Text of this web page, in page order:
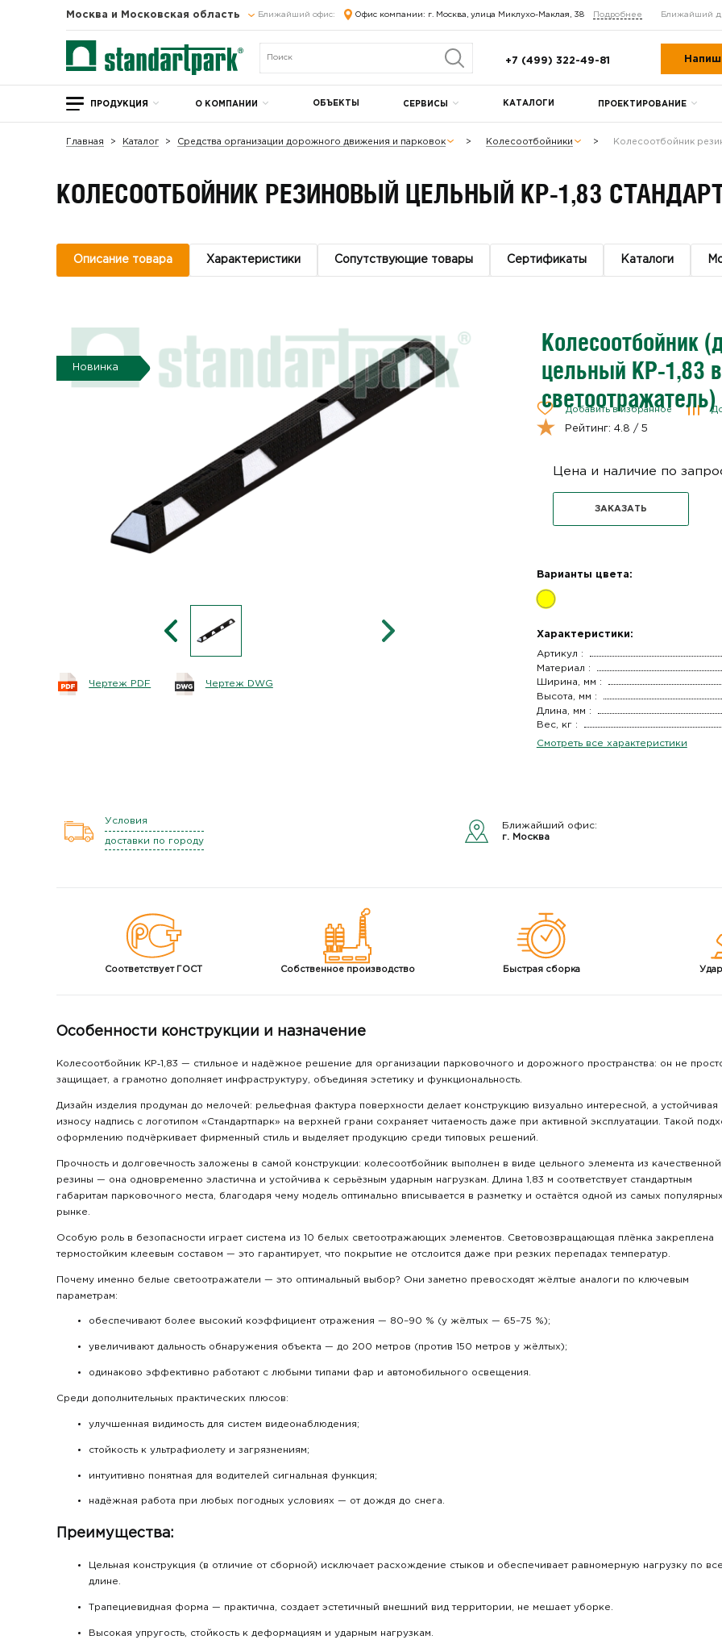
Москва и Московская область Ближайший офис: Офис компании: г. Москва, улица Миклухо-Маклая, 38 Подробнее Ближайший
+7 (499) 322-49-81
ПРОДУКЦИЯ О КОМПАНИИ ОБЪЕКТЫ СЕРВИСЫ КАТАЛОГИ ПРОЕКТИРОВАНИЕ
Главная Каталог Средства организации дорожного движения и парковок Колесоотбойники Колесоотбойник
КОЛЕСООТБОЙНИК РЕЗИНОВЫЙ ЦЕЛЬНЫЙ КР-1,83
Описание товара Характеристики Сопутствующие товары Сертификаты Каталоги
Колесоотбойник
цельный КР-1,83
светоотражатель)
Новинка
Чертеж PDF Чертеж DWG
Добавить в избранное
Рейтинг: 4.8 / 5
Цена и наличие по
ЗАКАЗАТЬ
Варианты цвета:
Характеристики:
Артикул :
Материал :
Ширина, мм :
Высота, мм :
Длина, мм :
Вес, кг :
Смотреть все характеристики
Условия
доставки по городу
Ближайший офис:
г. Москва
Соответствует ГОСТ Собственное производство Быстрая сборка
Особенности конструкции и назначение
Колесоотбойник КР‑1,83 — стильное и надёжное решение для организации парковочного и дорожного пространства: он не
защищает, а грамотно дополняет инфраструктуру, объединяя эстетику и функциональность.
Дизайн изделия продуман до мелочей: рельефная фактура поверхности делает конструкцию визуально интересной, а устойчивая
износу надпись с логотипом «Стандартпарк» на верхней грани сохраняет читаемость даже при активной эксплуатации. Такой
оформлению подчёркивает фирменный стиль и выделяет продукцию среди типовых решений.
Прочность и долговечность заложены в самой конструкции: колесоотбойник выполнен в виде цельного элемента из качественной
резины — она одновременно эластична и устойчива к серьёзным ударным нагрузкам. Длина 1,83 м соответствует стандартным
габаритам парковочного места, благодаря чему модель оптимально вписывается в разметку и остаётся одной из самых
рынке.
Особую роль в безопасности играет система из 10 белых светоотражающих элементов. Световозвращающая плёнка закреплена
термостойким клеевым составом — это гарантирует, что покрытие не отслоится даже при резких перепадах температур.
Почему именно белые светоотражатели — это оптимальный выбор? Они заметно превосходят жёлтые аналоги по ключевым
параметрам:
обеспечивают более высокий коэффициент отражения — 80–90 % (у жёлтых — 65–75 %);
увеличивают дальность обнаружения объекта — до 200 метров (против 150 метров у жёлтых);
одинаково эффективно работают с любыми типами фар и автомобильного освещения.
Среди дополнительных практических плюсов:
улучшенная видимость для систем видеонаблюдения;
стойкость к ультрафиолету и загрязнениям;
интуитивно понятная для водителей сигнальная функция;
надёжная работа при любых погодных условиях — от дождя до снега.
Преимущества:
Цельная конструкция (в отличие от сборной) исключает расхождение стыков и обеспечивает равномерную нагрузку по
длине.
Трапециевидная форма — практична, создает эстетичный внешний вид территории, не мешает уборке.
Высокая упругость, стойкость к деформациям и ударным нагрузкам.